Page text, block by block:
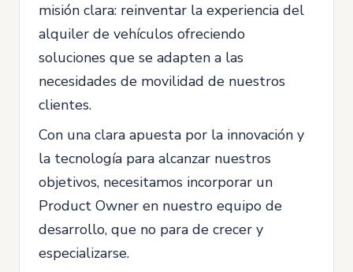
misión clara: reinventar la experiencia del
alquiler de vehículos ofreciendo
soluciones que se adapten a las
necesidades de movilidad de nuestros
clientes.
Con una clara apuesta por la innovación y
la tecnología para alcanzar nuestros
objetivos, necesitamos incorporar un
Product Owner en nuestro equipo de
desarrollo, que no para de crecer y
especializarse.